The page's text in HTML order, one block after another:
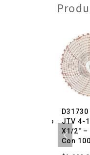
JTV 4-
X1/2″
Con